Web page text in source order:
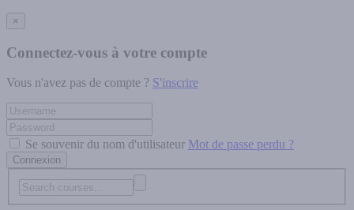
×
Connectez-vous à votre compte
Vous n'avez pas de compte ? S'inscrire
Se souvenir du nom d'utilisateur Mot de passe perdu ?
Connexion